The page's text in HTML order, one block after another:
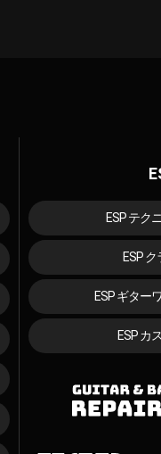
ESP テク
ESP
ESP ギター
ESP カ